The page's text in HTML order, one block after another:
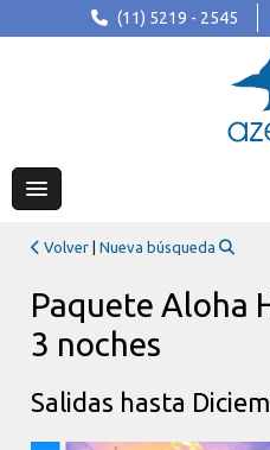
(11) 5219 - 2545
Volver |Nueva búsqueda
Paquete Aloha
3 noches
Salidas hasta